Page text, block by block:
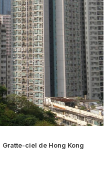
Gratte-ciel de Hong Kong